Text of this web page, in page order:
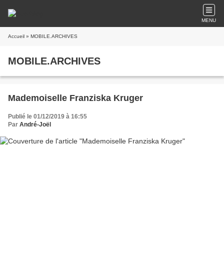
MENU
Accueil » MOBILE.ARCHIVES
MOBILE.ARCHIVES
Mademoiselle Franziska Kruger
Publié le 01/12/2019 à 16:55
Par André-Joël